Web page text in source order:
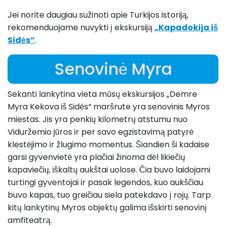
Jei norite daugiau sužinoti apie Turkijos istoriją,
rekomenduojame nuvykti į ekskursiją„Kapadokija iš
Sidės“.
Senovinė Myra
Sekanti lankytina vieta mūsų ekskursijos „Demre
Myra Kekova iš Sidės“ maršrute yra senovinis Myros
miestas. Jis yra penkių kilometrų atstumu nuo
Viduržemio jūros ir per savo egzistavimą patyrė
klestėjimo ir žlugimo momentus. Šiandien ši kadaise
garsi gyvenvietė yra plačiai žinoma dėl likiečių
kapaviečių, iškaltų aukštai uolose. Čia buvo laidojami
turtingi gyventojai ir pasak legendos, kuo aukščiau
buvo kapas, tuo greičiau siela patekdavo į rojų. Tarp
kitų lankytinų Myros objektų galima išskirti senovinį
amfiteatrą.